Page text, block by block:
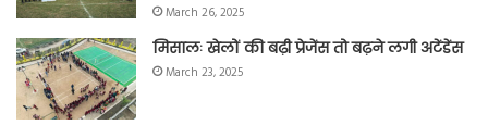
March 26, 2025
मिसालः खेलों की बढ़ी प्रेजेंस तो बढ़ने लगी अटेंडेंस
March 23, 2025